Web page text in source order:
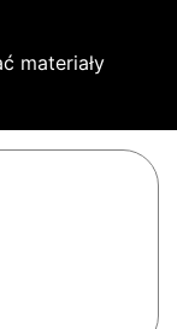
materiały